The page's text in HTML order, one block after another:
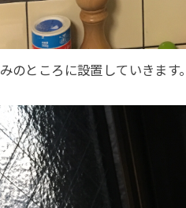
のところに設置していきます。